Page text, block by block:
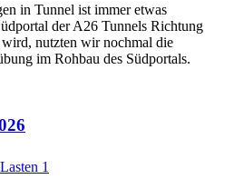
in Tunnel ist immer etwas
der A26 Tunnels Richtung
nutzten wir nochmal die
im Rohbau des Südportals.